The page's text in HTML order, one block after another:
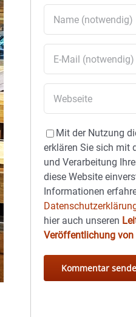
Mit der Nutzung
erklären Sie sich mit
und Verarbeitung
diese Website
Informationen
hier auch unseren
Veröffentlichung